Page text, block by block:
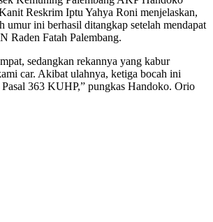
Reskrim Iptu Yahya Roni menjelaskan,
umur ini berhasil ditangkap setelah mendapat
Raden Fatah Palembang.
sedangkan rekannya yang kabur
car. Akibat ulahnya, ketiga bocah ini
Pasal 363 KUHP,” pungkas Handoko. Orio